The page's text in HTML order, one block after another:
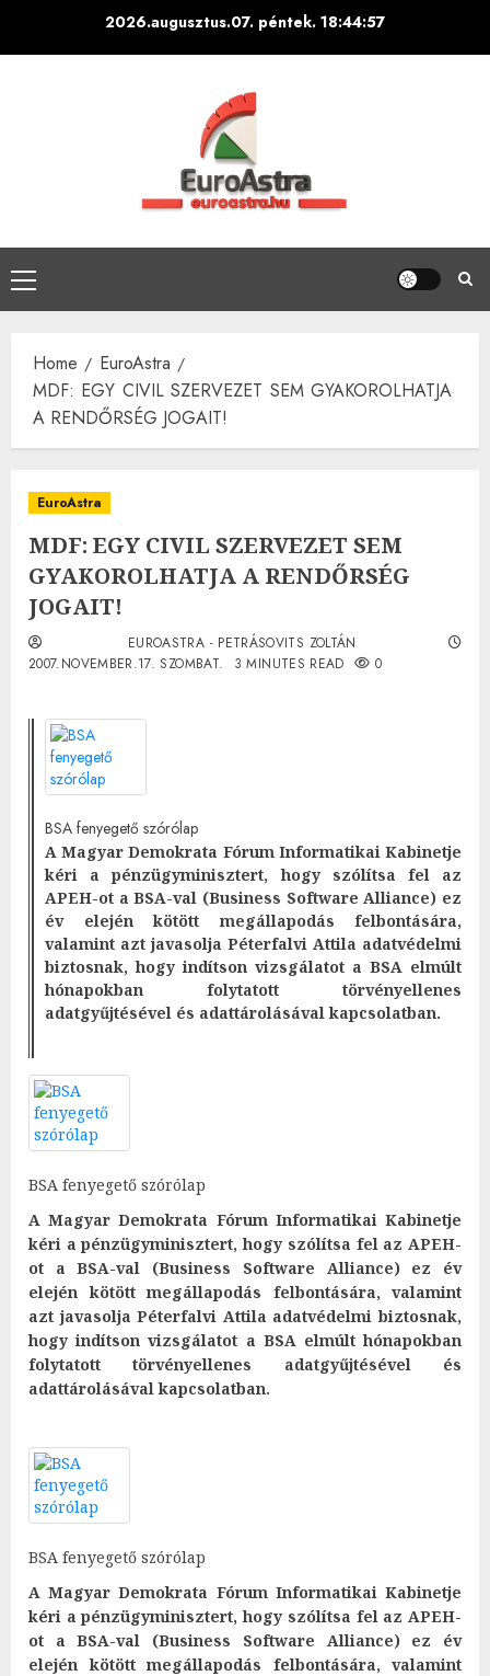
2026.augusztus.07. péntek. 18:44:58
Primary
Menu
Home
EuroAstra
MDF: EGY CIVIL SZERVEZET SEM GYAKOROLHATJA
A RENDŐRSÉG JOGAIT!
EuroAstra
MDF: EGY CIVIL SZERVEZET SEM
GYAKOROLHATJA A RENDŐRSÉG
JOGAIT!
EUROASTRA - PETRÁSOVITS ZOLTÁN
2007.NOVEMBER.17. SZOMBAT.
3 MINUTES READ 0
BSA fenyegető szórólap
A Magyar Demokrata Fórum Informatikai Kabinetje
kéri a pénzügyminisztert, hogy szólítsa fel az
APEH-ot a BSA-val (Business Software Alliance) ez
év elején kötött megállapodás felbontására,
valamint azt javasolja Péterfalvi Attila adatvédelmi
biztosnak, hogy indítson vizsgálatot a BSA elmúlt
hónapokban folytatott törvényellenes
adatgyűjtésével és adattárolásával kapcsolatban.
BSA fenyegető szórólap
A Magyar Demokrata Fórum Informatikai Kabinetje
kéri a pénzügyminisztert, hogy szólítsa fel az APEH-
ot a BSA-val (Business Software Alliance) ez év
elején kötött megállapodás felbontására, valamint
azt javasolja Péterfalvi Attila adatvédelmi biztosnak,
hogy indítson vizsgálatot a BSA elmúlt hónapokban
folytatott törvényellenes adatgyűjtésével és
adattárolásával kapcsolatban.
BSA fenyegető szórólap
A Magyar Demokrata Fórum Informatikai Kabinetje
kéri a pénzügyminisztert, hogy szólítsa fel az APEH-
ot a BSA-val (Business Software Alliance) ez év
elején kötött megállapodás felbontására, valamint